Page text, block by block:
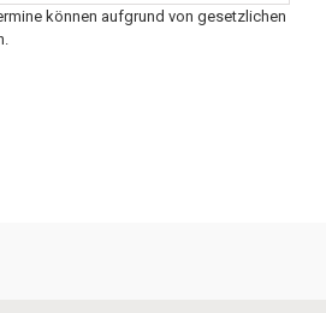
können aufgrund von gesetzlichen